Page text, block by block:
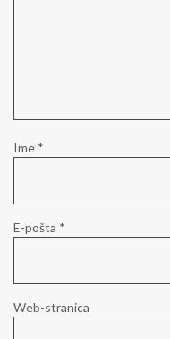
Ime *
E-pošta *
Web-stranica